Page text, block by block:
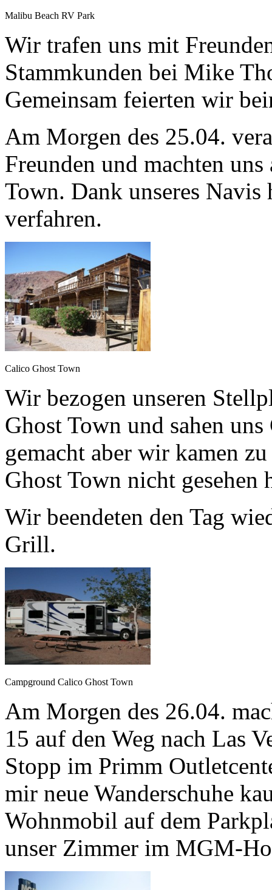
Malibu Beach RV Park
Wir trafen uns mit
Stammkunden bei Mike
Gemeinsam feierten wir
Am Morgen des 25.04.
Freunden und machten
Town. Dank unseres
verfahren.
Calico Ghost Town
Wir bezogen unseren
Ghost Town und sahen
gemacht aber wir kamen
Ghost Town nicht gesehen
Wir beendeten den Tag
Grill.
Campground Calico Ghost Town
Am Morgen des 26.04.
15 auf den Weg nach Las
Stopp im Primm
mir neue Wanderschuhe
Wohnmobil auf dem
unser Zimmer im MGM-